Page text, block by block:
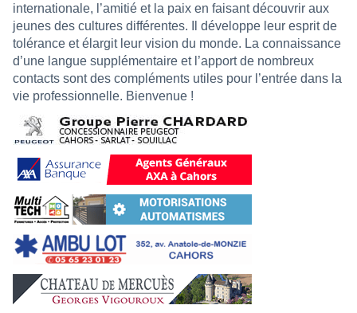
internationale, l’amitié et la paix en faisant découvrir aux
jeunes des cultures différentes. Il développe leur esprit de
tolérance et élargit leur vision du monde. La connaissance
d’une langue supplémentaire et l’apport de nombreux
contacts sont des compléments utiles pour l’entrée dans la
vie professionnelle. Bienvenue !